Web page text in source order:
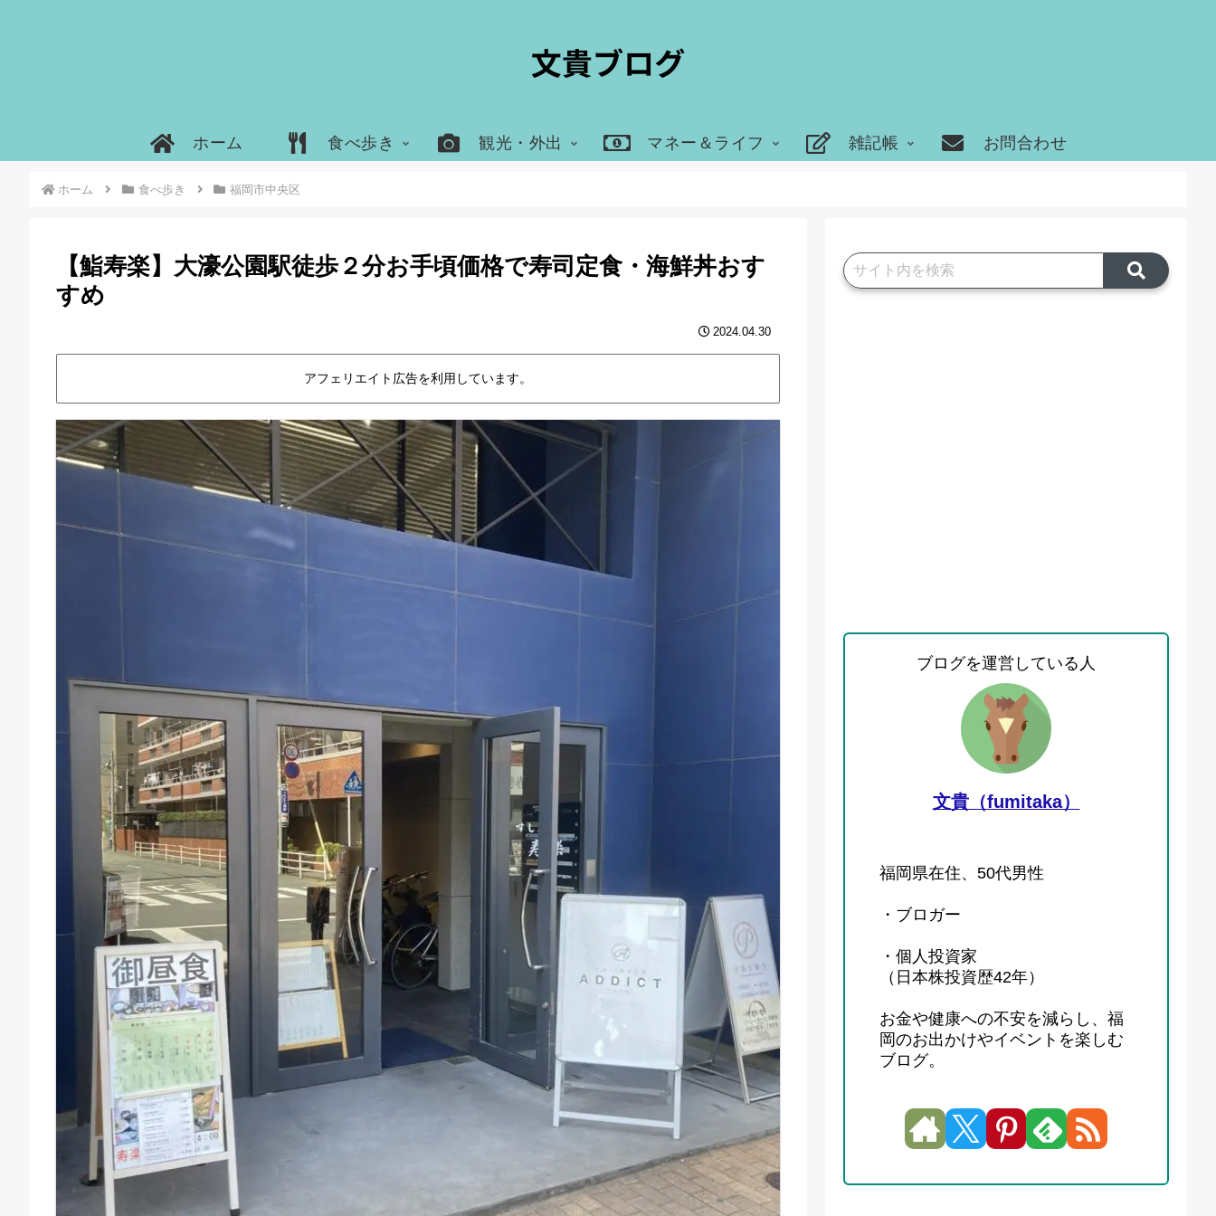
ホーム 食べ歩き 観光・外出 マネー＆ライフ 雑記帳 お問合わせ
ホーム 食べ歩き 福岡市中央区
【鮨寿楽】大濠公園駅徒歩２分お手頃価格で寿司定食・海鮮丼おす
すめ
2024.04.30
アフェリエイト広告を利用しています。
ブログを運営している人
文貴（fumitaka）
福岡県在住、50代男性
・ブロガー
・個人投資家
（日本株投資歴42年）
お金や健康への不安を減らし、福
岡のお出かけやイベントを楽しむ
ブログ。